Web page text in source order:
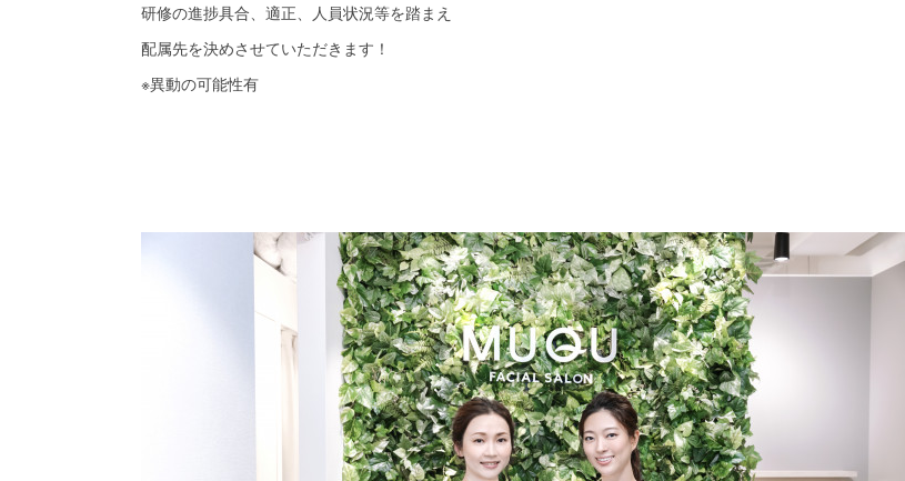
研修の進捗具合、適正、人員状況等を踏まえ
配属先を決めさせていただきます！
※異動の可能性有